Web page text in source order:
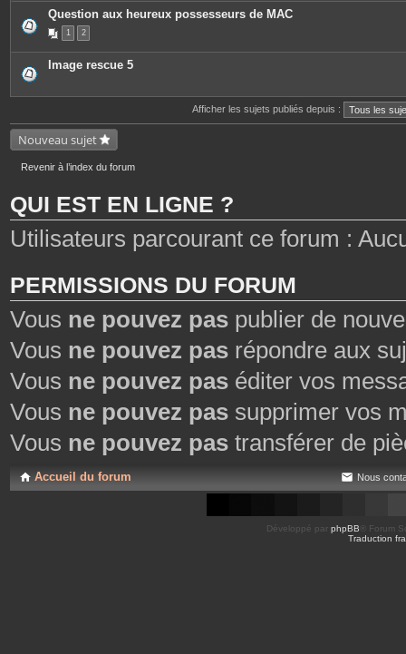
n
s
Question aux heureux possesseurs de MAC
1 2
Image rescue 5
Afficher les sujets publiés depuis :
Nouveau sujet
Revenir à l’index du forum
QUI EST EN LIGNE ?
Utilisateurs parcourant ce forum :
PERMISSIONS DU FORUM
Vous ne pouvez pas publier de
Vous ne pouvez pas répondre aux
Vous ne pouvez pas éditer vos
Vous ne pouvez pas supprimer vos
Vous ne pouvez pas transférer de
Accueil du forum Nous
Développé par phpBB ® Forum
Traduction